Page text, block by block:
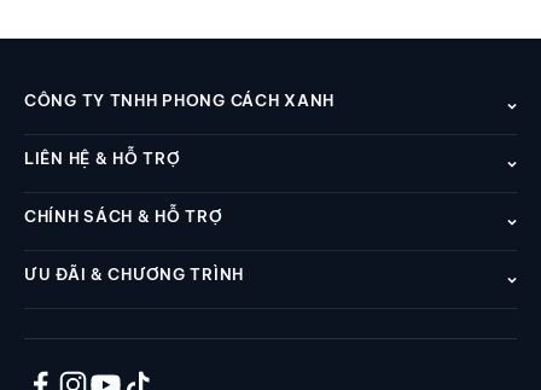
CÔNG TY TNHH PHONG CÁCH XANH
LIÊN HỆ & HỖ TRỢ
CHÍNH SÁCH & HỖ TRỢ
ƯU ĐÃI & CHƯƠNG TRÌNH